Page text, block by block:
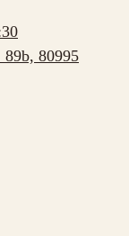
89b, 80995